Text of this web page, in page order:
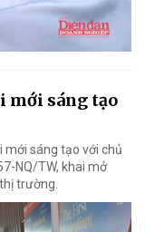
mới sáng tạo
mới sáng tạo với chủ
NQ/TW, khai mở
trường.